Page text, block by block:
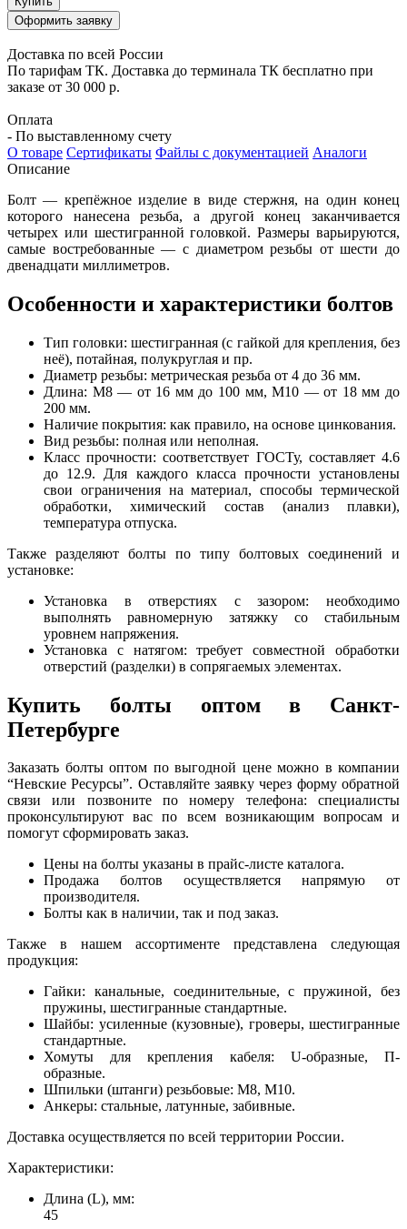
Оформить заявку
Доставка по всей России
По тарифам ТК. Доставка до терминала ТК бесплатно при
заказе от 30 000 р.
Оплата
- По выставленному счету
О товаре Сертификаты Файлы с документацией Аналоги
Описание
Болт — крепёжное изделие в виде стержня, на один конец
которого нанесена резьба, а другой конец заканчивается
четырех или шестигранной головкой. Размеры варьируются,
самые востребованные — с диаметром резьбы от шести до
двенадцати миллиметров.
Особенности и характеристики болтов
Тип головки: шестигранная (с гайкой для крепления, без
неё), потайная, полукруглая и пр.
Диаметр резьбы: метрическая резьба от 4 до 36 мм.
Длина: М8 — от 16 мм до 100 мм, М10 — от 18 мм до
200 мм.
Наличие покрытия: как правило, на основе цинкования.
Вид резьбы: полная или неполная.
Класс прочности: соответствует ГОСТу, составляет 4.6
до 12.9. Для каждого класса прочности установлены
свои ограничения на материал, способы термической
обработки, химический состав (анализ плавки),
температура отпуска.
Также разделяют болты по типу болтовых соединений и
установке:
Установка в отверстиях с зазором: необходимо
выполнять равномерную затяжку со стабильным
уровнем напряжения.
Установка с натягом: требует совместной обработки
отверстий (разделки) в сопрягаемых элементах.
Купить болты оптом в Санкт-
Петербурге
Заказать болты оптом по выгодной цене можно в компании
“Невские Ресурсы”. Оставляйте заявку через форму обратной
связи или позвоните по номеру телефона: специалисты
проконсультируют вас по всем возникающим вопросам и
помогут сформировать заказ.
Цены на болты указаны в прайс-листе каталога.
Продажа болтов осуществляется напрямую от
производителя.
Болты как в наличии, так и под заказ.
Также в нашем ассортименте представлена следующая
продукция:
Гайки: канальные, соединительные, с пружиной, без
пружины, шестигранные стандартные.
Шайбы: усиленные (кузовные), гроверы, шестигранные
стандартные.
Хомуты для крепления кабеля: U-образные, П-
образные.
Шпильки (штанги) резьбовые: М8, М10.
Анкеры: стальные, латунные, забивные.
Доставка осуществляется по всей территории России.
Характеристики:
Длина (L), мм:
45